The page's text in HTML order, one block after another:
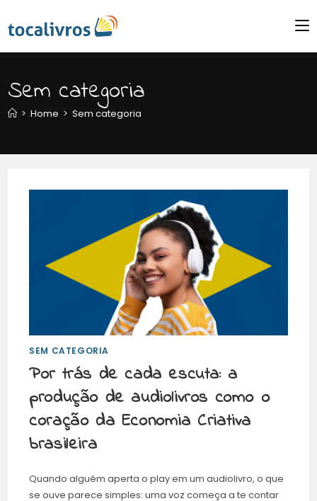
Sem categoria
> Home > Sem categoria
SEM CATEGORIA
Por trás de cada escuta: a
produção de audiolivros como o
coração da Economia Criativa
brasileira
Quando alguém aperta o play em um audiolivro, o que
se ouve parece simples: uma voz começa a te contar